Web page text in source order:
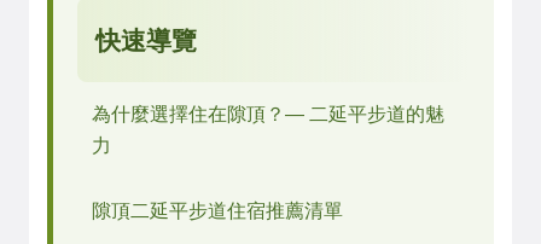
快速導覽
為什麼選擇住在隙頂？— 二延平步道的魅
力
隙頂二延平步道住宿推薦清單